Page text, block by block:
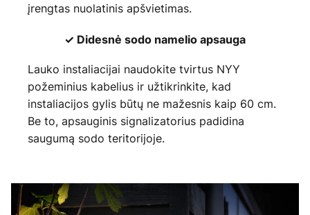
įrengtas nuolatinis apšvietimas.
✓ Didesnė sodo namelio apsauga
Lauko instaliacijai naudokite tvirtus NYY
požeminius kabelius ir užtikrinkite, kad
instaliacijos gylis būtų ne mažesnis kaip 60 cm.
Be to, apsauginis signalizatorius padidina
saugumą sodo teritorijoje.